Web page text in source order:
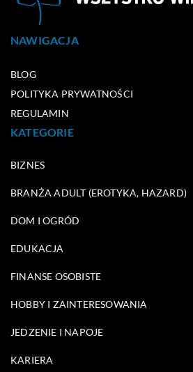
NAWIGACJA
BLOG
POLITYKA PRYWATNOŚCI
REGULAMIN
KATEGORIE
BIZNES
BRANŻA ADULT (EROTYKA, HAZARD)
DOM I OGRÓD
EDUKACJA
FINANSE OSOBISTE
HOBBY I ZAINTERESOWANIA
JEDZENIE I NAPOJE
KARIERA